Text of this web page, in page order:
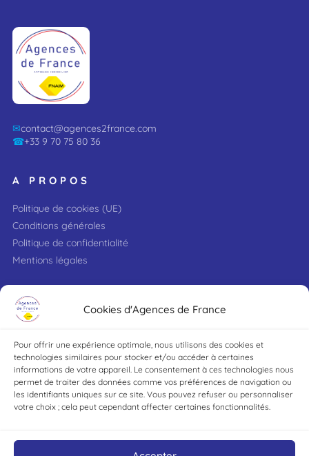
Cookies d'Agences de France
Pour offrir une expérience optimale, nous utilisons des cookies et
technologies similaires pour stocker et/ou accéder à certaines
informations de votre appareil. Le consentement à ces technologies nous
permet de traiter des données comme vos préférences de navigation ou
les identifiants uniques sur ce site. Vous pouvez refuser ou personnaliser
votre choix ; cela peut cependant affecter certaines fonctionnalités.
✉contact@agences2france.com
☎+33 9 70 75 80 36
A PROPOS
Politique de cookies (UE)
Conditions générales
Politique de confidentialité
Mentions légales
VILLE
TYPE DE BIEN
DÉCOUVRIR